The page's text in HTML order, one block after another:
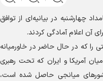
چهارشنبه در بیانیه‌ای از توافق
آن اعلام آمادگی کردند.
را که در حال حاضر در خاورمیانه
آمریکا و ایران که تحت رهبری
میانجی حاصل شده است،